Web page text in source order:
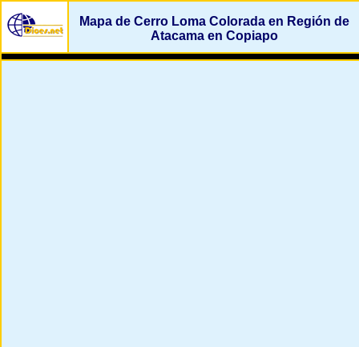
Mapa de Cerro Loma Colorada en Región de
Atacama en Copiapo